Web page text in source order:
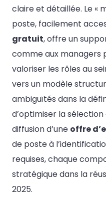
claire et détaillée. Le «
poste, facilement
gratuit, offre un
comme aux managers
valoriser les rôles au
vers un modèle
ambiguïtés dans la
d’optimiser la
diffusion d’une offre
de poste à
requises, chaque
stratégique dans la
2025.